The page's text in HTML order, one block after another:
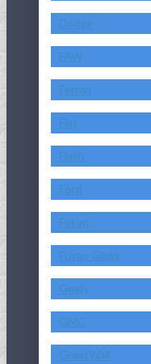
Dodge
FAW
Ferrari
Fiat
Fiath
Ford
Foton
Fuyao Glass
Geely
GMC
GreatWall